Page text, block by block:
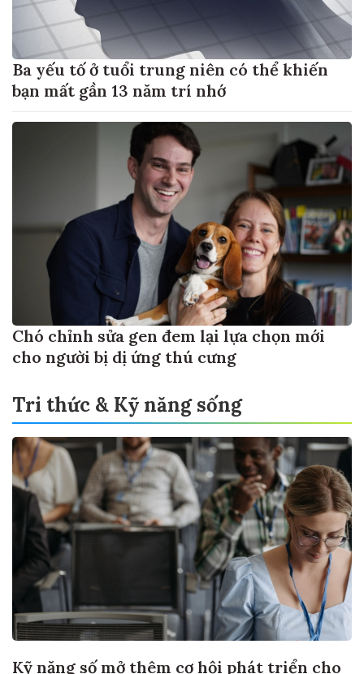
Ba yếu tố ở tuổi trung niên có thể khiến
bạn mất gần 13 năm trí nhớ
Chó chỉnh sửa gen đem lại lựa chọn mới
cho người bị dị ứng thú cưng
Tri thức & Kỹ năng sống
Kỹ năng số mở thêm cơ hội phát triển cho